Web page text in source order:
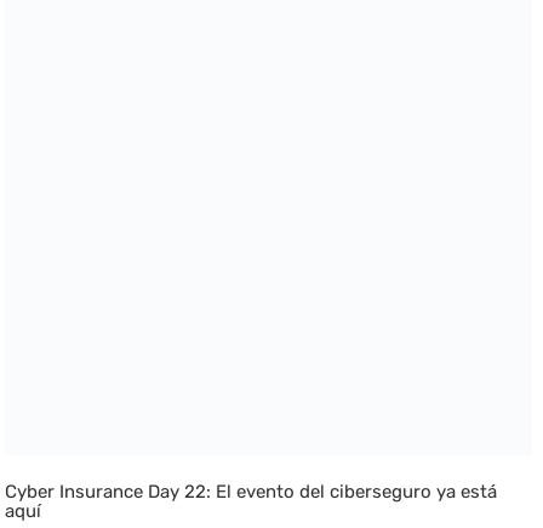
Cyber Insurance Day 22: El evento del ciberseguro ya está
aquí